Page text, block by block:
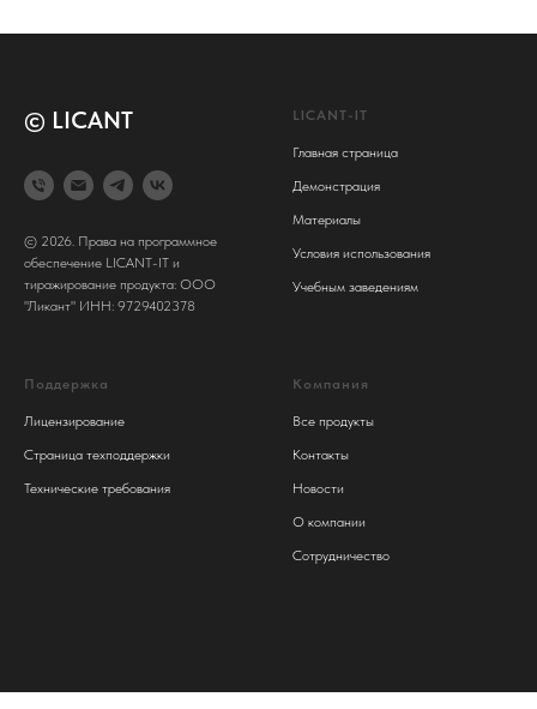
© LICANT
© 2026. Права на программное
обеспечение LICANT-IT и
тиражирование продукта: ООО
"Ликант" ИНН: 9729402378
LICANT-IT
Главная страница
Демонстрация
Материалы
Условия использования
Учебным заведениям
Поддержка
Лицензирование
Страница техподдержки
Технические требования
Компания
Все продукты
Контакты
Новости
О компании
Сотрудничество